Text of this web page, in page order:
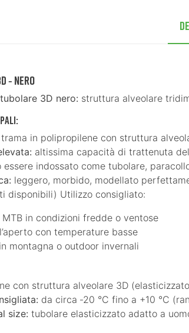
‑ Nero
3D nero: struttura alveolare
trama in polipropilene con struttura
altissima capacità di trattenuta
essere indossato come tubolare,
leggero, morbido, modellato
disponibili) Utilizzo consigliato:
in condizioni fredde o ventose
con temperature basse
montagna o outdoor invernali
con struttura alveolare 3D
da circa ‑20 °C fino a +10 °C
size: tubolare elasticizzato adatto a